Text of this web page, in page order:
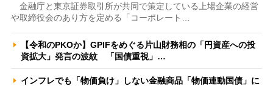
金融庁と東京証券取引所が共同で策定している上場企業の経営
や取締役会のあり方を定める「コーポレート…
【令和のPKOか】GPIFをめぐる片山財務相の「円資産への投
資拡大」発言の波紋 「国債重視」…
インフレでも「物価負け」しない金融商品「物価連動国債」に